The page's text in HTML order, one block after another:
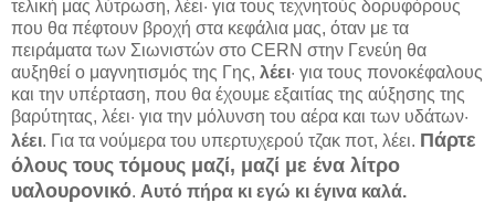
τελική μας λύτρωση, λέει· για τους τεχνητούς δορυφόρους
που θα πέφτουν βροχή στα κεφάλια μας, όταν με τα
πειράματα των Σιωνιστών στο CERN στην Γενεύη θα
αυξηθεί ο μαγνητισμός της Γης, λέει· για τους πονοκέφαλους
και την υπέρταση, που θα έχουμε εξαιτίας της αύξησης της
βαρύτητας, λέει· για την μόλυνση του αέρα και των υδάτων·
λέει. Για τα νούμερα του υπερτυχερού τζακ ποτ, λέει. Πάρτε
όλους τους τόμους μαζί, μαζί με ένα λίτρο
υαλουρονικό. Αυτό πήρα κι εγώ κι έγινα καλά.